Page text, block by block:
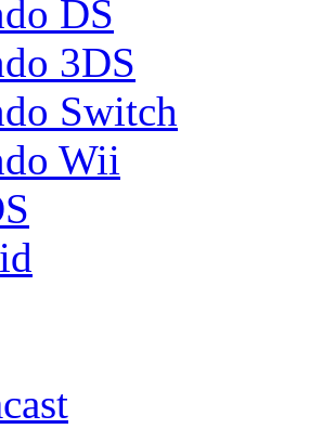
DS
3DS
Switch
Wii